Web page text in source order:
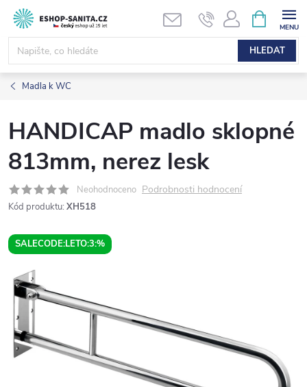
Přejít
obsah
HLEDAT
NÁKUPNÍ
KOŠÍK
Madla k WC
HANDICAP madlo sklopné
813mm, nerez lesk
Neohodnoceno Podrobnosti hodnocení
Kód produktu: XH518
SALECODE:LETO:3:%